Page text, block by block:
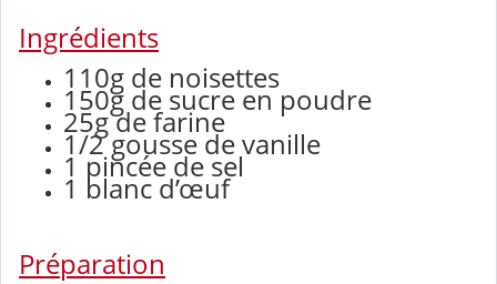
Ingrédients
110g de noisettes
150g de sucre en poudre
25g de farine
1/2 gousse de vanille
1 pincée de sel
1 blanc d’œuf
Préparation